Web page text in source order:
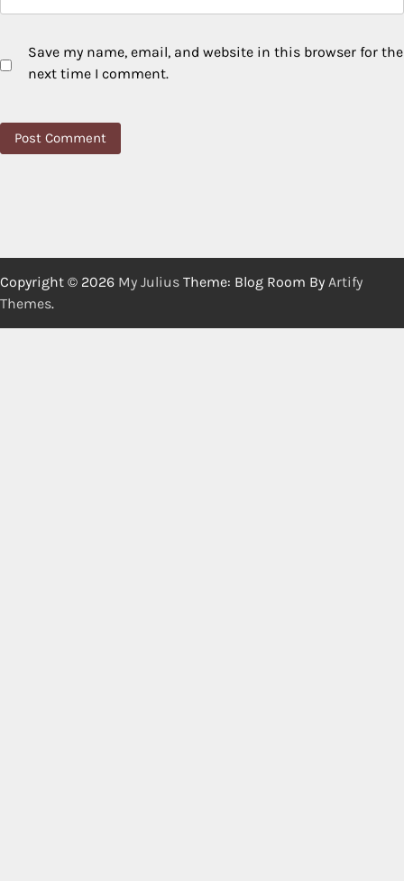
Save my name, email, and website in this browser for the
next time I comment.
Copyright © 2026 My Julius Theme: Blog Room By Artify
Themes.